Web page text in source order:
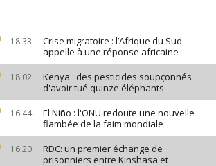
18:33
Crise migratoire : l’Afrique du Sud
appelle à une réponse africaine
18:02
Kenya : des pesticides soupçonnés
d'avoir tué quinze éléphants
16:44
El Niño : l'ONU redoute une nouvelle
flambée de la faim mondiale
16:20
RDC: un premier échange de
prisonniers entre Kinshasa et